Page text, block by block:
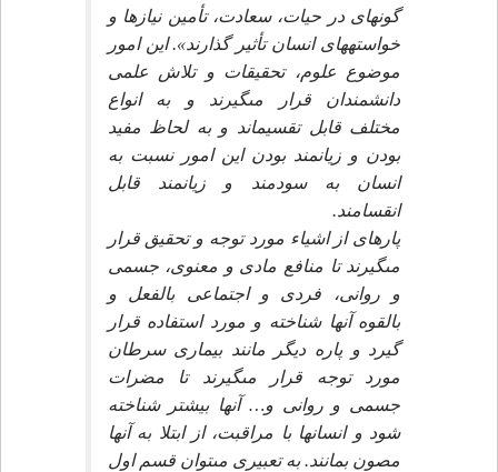
گونه‏اى در حيات، سعادت، تأمين نيازها و
خواسته‏هاى انسان تأثير گذارند». اين امور
موضوع علوم، تحقيقات و تلاش علمى
دانشمندان قرار مى‏گيرند و به انواع
مختلف قابل تقسيم‏اند و به لحاظ مفيد
بودن و زيانمند بودن اين امور نسبت به
انسان به سودمند و زيانمند قابل
انقسامند.
پاره‏اى از اشياء مورد توجه و تحقيق قرار
مى‏گيرند تا منافع مادى و معنوى، جسمى
و روانى، فردى و اجتماعى بالفعل و
بالقوه آنها شناخته و مورد استفاده قرار
گيرد و پاره ديگر مانند بيمارى سرطان
مورد توجه قرار مى‏گيرند تا مضرات
جسمى و روانى و… آنها بيشتر شناخته
شود و انسان‏ها با مراقبت، از ابتلا به آنها
مصون بمانند. به تعبيرى مى‏توان قسم اول